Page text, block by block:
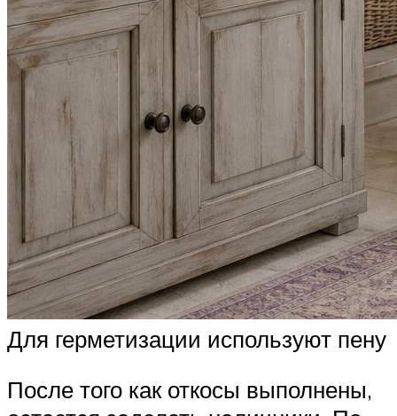
Для герметизации используют пену
После того как откосы выполнены,